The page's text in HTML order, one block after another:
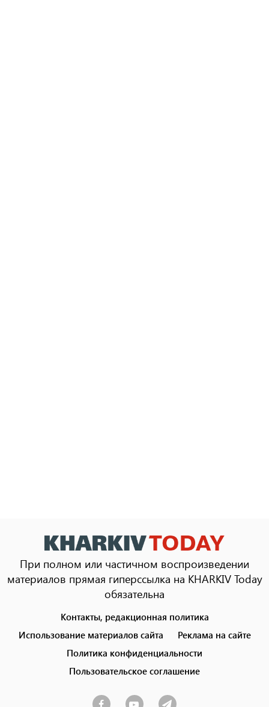
При полном или частичном воспроизведении
материалов прямая гиперссылка на KHARKIV Today
обязательна
menu
Контакты, редакционная политика
Использование материалов сайта
Реклама на сайте
Политика конфиденциальности
Пользовательское соглашение